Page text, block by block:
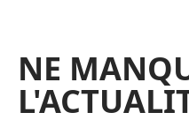
NE